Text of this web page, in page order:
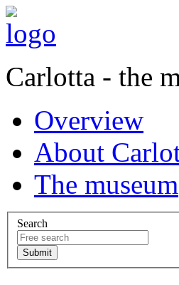
Carlotta - the
Overview
About
The museum
Search